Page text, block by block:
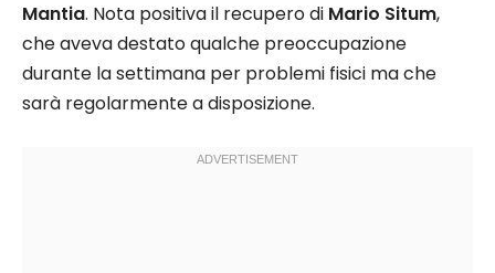
Mantia. Nota positiva il recupero di Mario Situm,
che aveva destato qualche preoccupazione
durante la settimana per problemi fisici ma che
sarà regolarmente a disposizione.